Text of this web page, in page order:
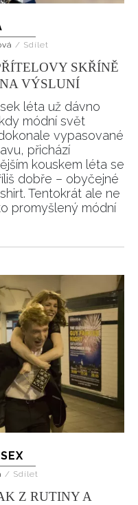
/ Sdílet
SKŘÍNĚ
VÝSLUNÍ
léta už dávno
módní svět
vypasované
přichází
kouskem léta se
dobře – obyčejné
Tentokrát ale ne
promyšlený módní
/ Sdílet
Z RUTINY A